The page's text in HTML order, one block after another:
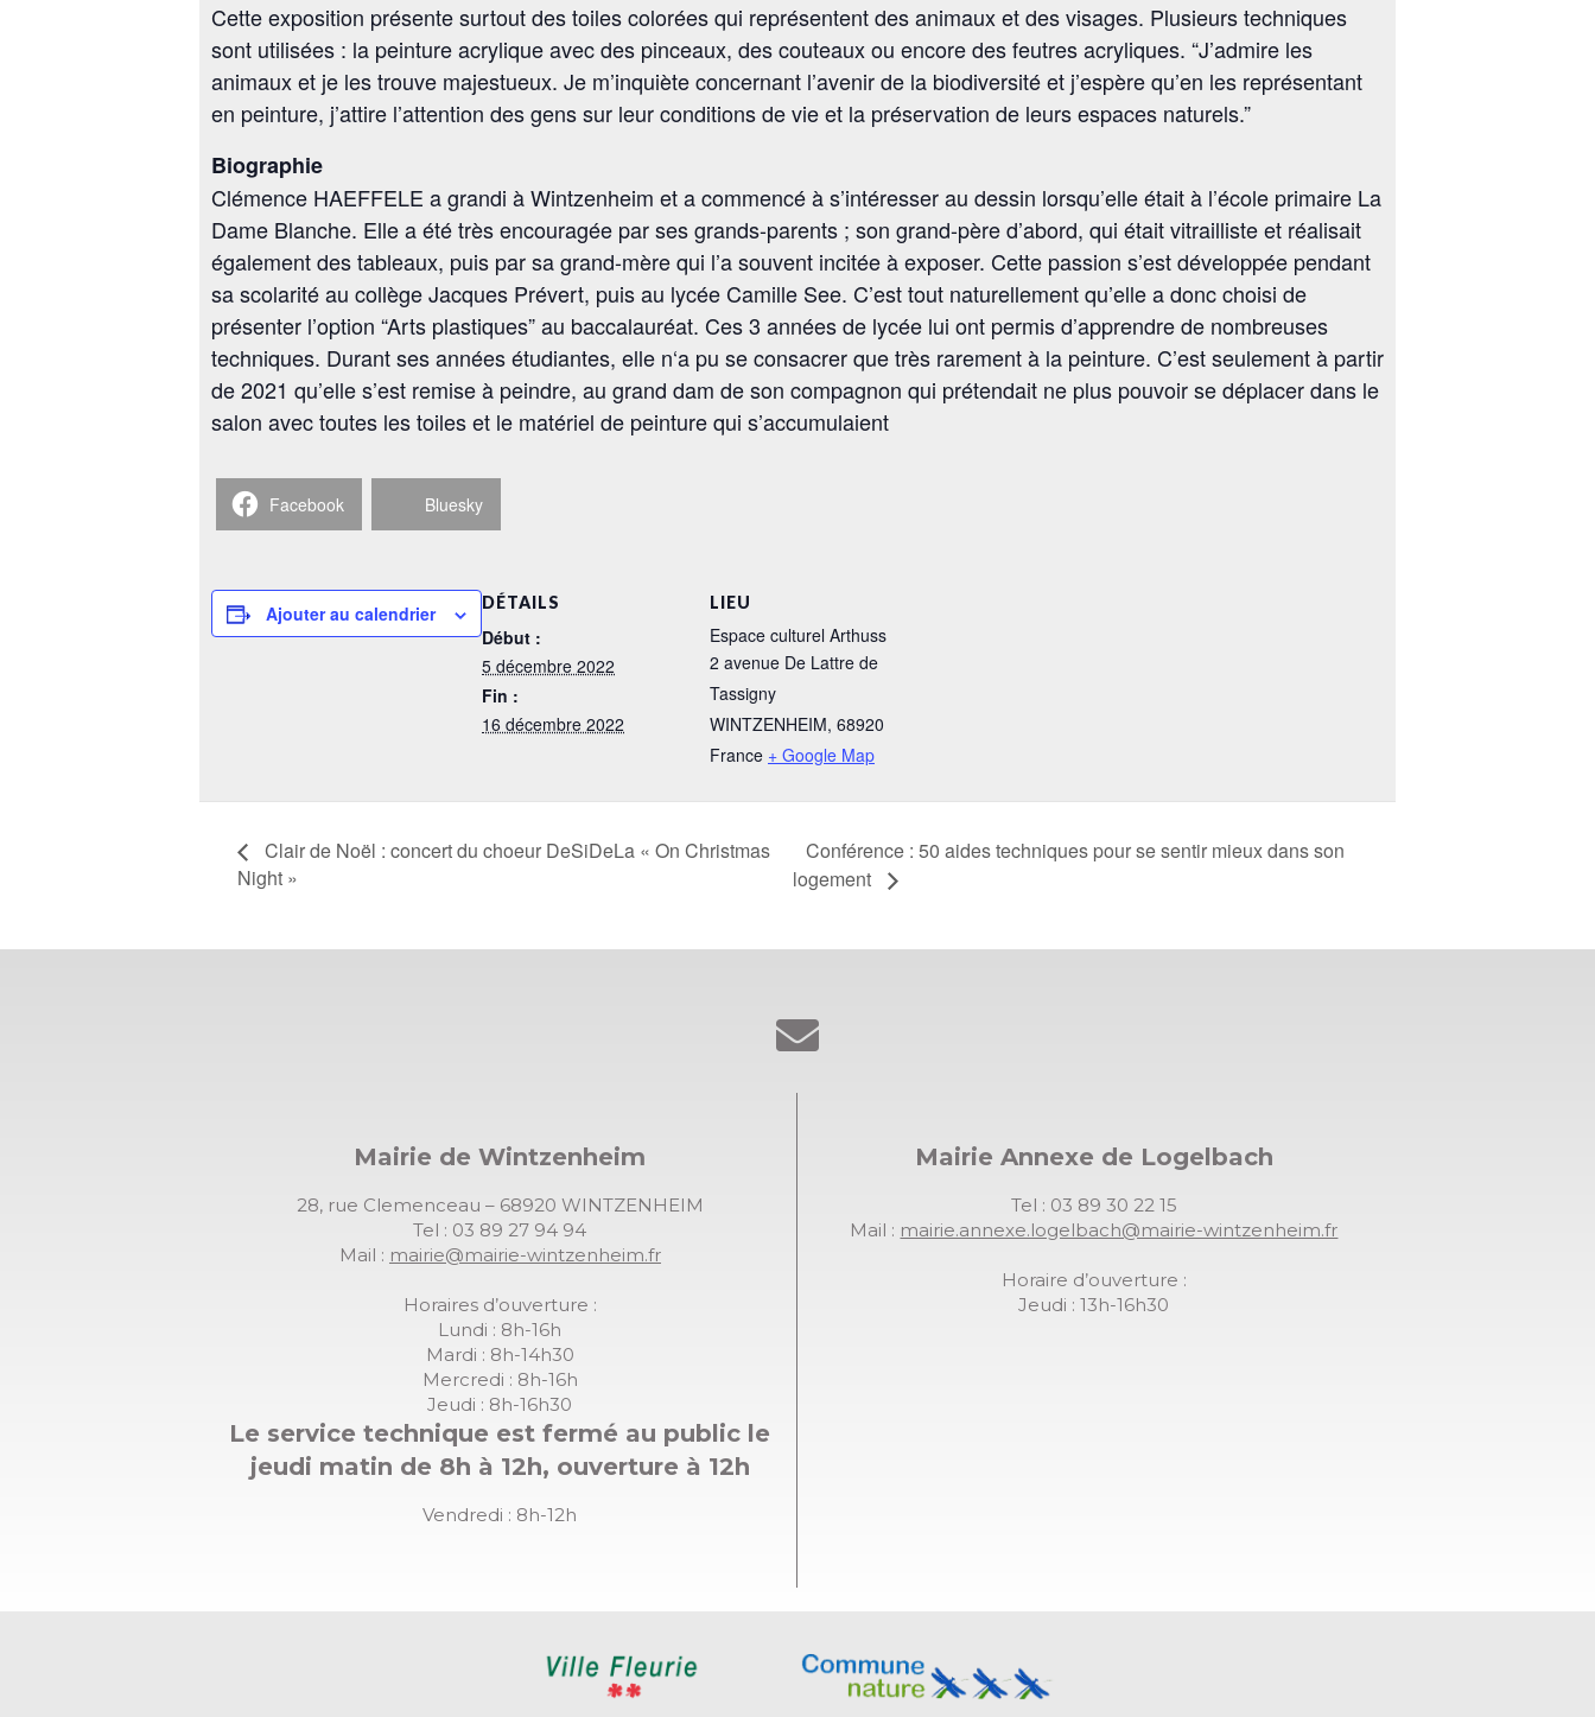
Cette exposition présente surtout des toiles colorées qui représentent des animaux et des visages. Plusieurs techniques
sont utilisées : la peinture acrylique avec des pinceaux, des couteaux ou encore des feutres acryliques. “J’admire les
animaux et je les trouve majestueux. Je m’inquiète concernant l’avenir de la biodiversité et j’espère qu’en les représentant
en peinture, j’attire l’attention des gens sur leur conditions de vie et la préservation de leurs espaces naturels.”
Biographie
Clémence HAEFFELE a grandi à Wintzenheim et a commencé à s’intéresser au dessin lorsqu’elle était à l’école primaire La
Dame Blanche. Elle a été très encouragée par ses grands-parents ; son grand-père d’abord, qui était vitrailliste et réalisait
également des tableaux, puis par sa grand-mère qui l’a souvent incitée à exposer. Cette passion s’est développée pendant
sa scolarité au collège Jacques Prévert, puis au lycée Camille See. C’est tout naturellement qu’elle a donc choisi de
présenter l’option “Arts plastiques” au baccalauréat. Ces 3 années de lycée lui ont permis d’apprendre de nombreuses
techniques. Durant ses années étudiantes, elle n‘a pu se consacrer que très rarement à la peinture. C’est seulement à partir
de 2021 qu’elle s’est remise à peindre, au grand dam de son compagnon qui prétendait ne plus pouvoir se déplacer dans le
salon avec toutes les toiles et le matériel de peinture qui s’accumulaient
Facebook Bluesky
Ajouter au calendrier DÉTAILS
Début :
5 décembre 2022
Fin :
16 décembre 2022
LIEU
Espace culturel Arthuss
2 avenue De Lattre de
Tassigny
WINTZENHEIM, 68920
France + Google Map
Clair de Noël : concert du choeur DeSiDeLa « On Christmas
Night »
Conférence : 50 aides techniques pour se sentir mieux dans son
logement
Mairie de Wintzenheim
28, rue Clemenceau – 68920 WINTZENHEIM
Tel : 03 89 27 94 94
Mail : mairie@mairie-wintzenheim.fr
Horaires d’ouverture :
Lundi : 8h-16h
Mardi : 8h-14h30
Mercredi : 8h-16h
Jeudi : 8h-16h30
Le service technique est fermé au public le
jeudi matin de 8h à 12h, ouverture à 12h
Vendredi : 8h-12h
Mairie Annexe de Logelbach
Tel : 03 89 30 22 15
Mail : mairie.annexe.logelbach@mairie-wintzenheim.fr
Horaire d’ouverture :
Jeudi : 13h-16h30